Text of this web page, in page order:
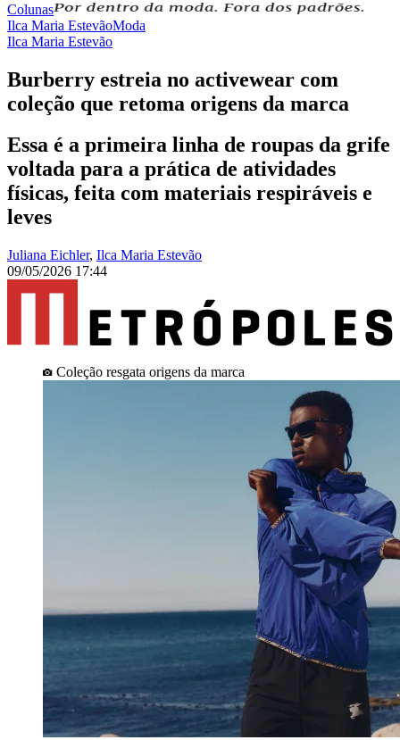
Colunas
Ilca Maria EstevãoModa
Ilca Maria Estevão
Burberry estreia no activewear com
coleção que retoma origens da marca
Essa é a primeira linha de roupas da grife
voltada para a prática de atividades
físicas, feita com materiais respiráveis e
leves
Juliana Eichler, Ilca Maria Estevão
09/05/2026 17:44
Coleção resgata origens da marca